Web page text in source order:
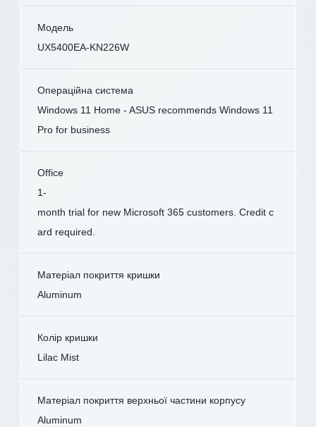
Модель
UX5400EA-KN226W
Операційна система
Windows 11 Home - ASUS recommends Windows 11
Pro for business
Office
1-
month trial for new Microsoft 365 customers. Credit c
ard required.
Матеріал покриття кришки
Aluminum
Колір кришки
Lilac Mist
Матеріал покриття верхньої частини корпусу
Aluminum